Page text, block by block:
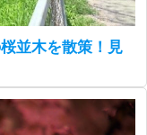
並木を散策！見